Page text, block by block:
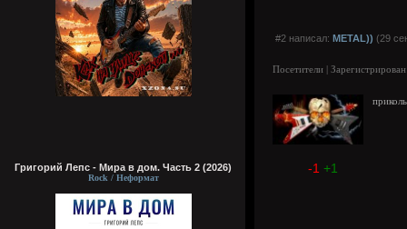
Григорий Лепс - Мира в дом. Часть 2 (2026)
Rock / Неформат
#2 написал: METAL)) (29
Посетители |
-1 +1